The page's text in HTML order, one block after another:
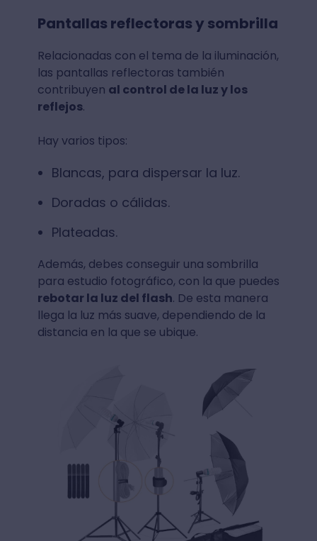
Pantallas reflectoras y sombrilla
Relacionadas con el tema de la iluminación,
las pantallas reflectoras también
contribuyen al control de la luz y los
reflejos.
Hay varios tipos:
Blancas, para dispersar la luz.
Doradas o cálidas.
Plateadas.
Además, debes conseguir una sombrilla
para estudio fotográfico, con la que puedes
rebotar la luz del flash. De esta manera
llega la luz más suave, dependiendo de la
distancia en la que se ubique.